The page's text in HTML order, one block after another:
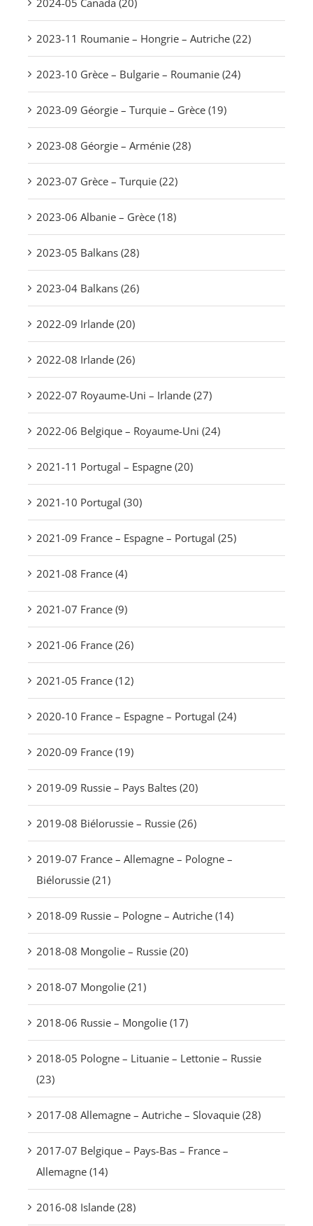
2023-11 Roumanie – Hongrie – Autriche (22)
2023-10 Grèce – Bulgarie – Roumanie (24)
2023-09 Géorgie – Turquie – Grèce (19)
2023-08 Géorgie – Arménie (28)
2023-07 Grèce – Turquie (22)
2023-06 Albanie – Grèce (18)
2023-05 Balkans (28)
2023-04 Balkans (26)
2022-09 Irlande (20)
2022-08 Irlande (26)
2022-07 Royaume-Uni – Irlande (27)
2022-06 Belgique – Royaume-Uni (24)
2021-11 Portugal – Espagne (20)
2021-10 Portugal (30)
2021-09 France – Espagne – Portugal (25)
2021-08 France (4)
2021-07 France (9)
2021-06 France (26)
2021-05 France (12)
2020-10 France – Espagne – Portugal (24)
2020-09 France (19)
2019-09 Russie – Pays Baltes (20)
2019-08 Biélorussie – Russie (26)
2019-07 France – Allemagne – Pologne –
Biélorussie (21)
2018-09 Russie – Pologne – Autriche (14)
2018-08 Mongolie – Russie (20)
2018-07 Mongolie (21)
2018-06 Russie – Mongolie (17)
2018-05 Pologne – Lituanie – Lettonie – Russie
(23)
2017-08 Allemagne – Autriche – Slovaquie (28)
2017-07 Belgique – Pays-Bas – France –
Allemagne (14)
2016-08 Islande (28)